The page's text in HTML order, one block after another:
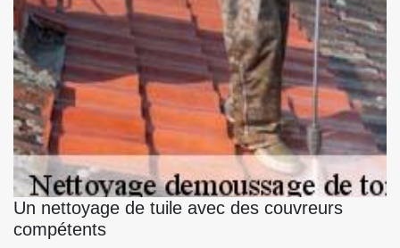
Un nettoyage de tuile avec des couvreurs
compétents